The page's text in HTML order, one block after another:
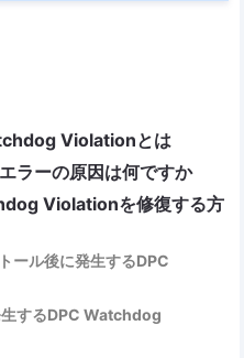
Violationとは
ラーの原因は何ですか
Violationを修復する方
ール後に発生するDPC
するDPC Watchdog